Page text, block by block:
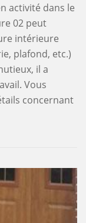
activité dans le
02 peut
intérieure
plafond, etc.)
il a
Vous
concernant